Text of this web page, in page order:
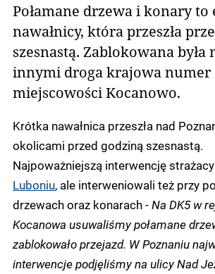
Połamane drzewa i konary to
nawałnicy, która przeszła
szesnastą. Zablokowana była
innymi droga krajowa numer
miejscowości Kocanowo.
Krótka nawałnica przeszła nad
okolicami przed godziną szesnastą.
Najpoważniejszą interwencję strażacy
Luboniu, ale interweniowali też przy
drzewach oraz konarach -Na DK5 w
Kocanowa usuwaliśmy połamane
zablokowało przejazd. W Poznaniu
interwencje podjęliśmy na ulicy Nad